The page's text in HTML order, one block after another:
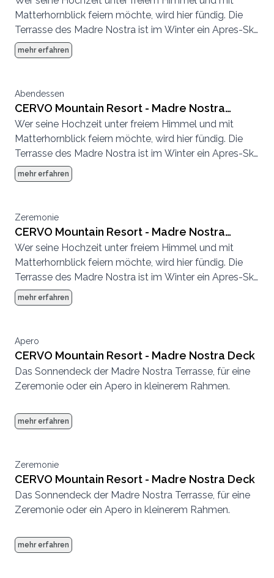
Matterhornblick feiern möchte, wird hier fündig. Die
Terrasse des Madre Nostra ist im Winter ein Apres-Ski
Hotspot und im Sommer eine entspannte
Sonnenterrasse.
mehr erfahren
Abendessen
CERVO Mountain Resort - Madre Nostra
Terrasse
Wer seine Hochzeit unter freiem Himmel und mit
Matterhornblick feiern möchte, wird hier fündig. Die
Terrasse des Madre Nostra ist im Winter ein Apres-Ski
Hotspot und im Sommer eine entspannte
Sonnenterrasse.
mehr erfahren
Zeremonie
CERVO Mountain Resort - Madre Nostra
Terrasse
Wer seine Hochzeit unter freiem Himmel und mit
Matterhornblick feiern möchte, wird hier fündig. Die
Terrasse des Madre Nostra ist im Winter ein Apres-Ski
Hotspot und im Sommer eine entspannte
Sonnenterrasse.
mehr erfahren
Apero
CERVO Mountain Resort - Madre Nostra Deck
Das Sonnendeck der Madre Nostra Terrasse, für eine
Zeremonie oder ein Apero in kleinerem Rahmen.
mehr erfahren
Zeremonie
CERVO Mountain Resort - Madre Nostra Deck
Das Sonnendeck der Madre Nostra Terrasse, für eine
Zeremonie oder ein Apero in kleinerem Rahmen.
mehr erfahren